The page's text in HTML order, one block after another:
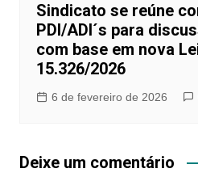
Sindicato se reúne
PDI/ADI´s para
com base em nova
15.326/2026
6 de fevereiro de 2026
Deixe um comentário